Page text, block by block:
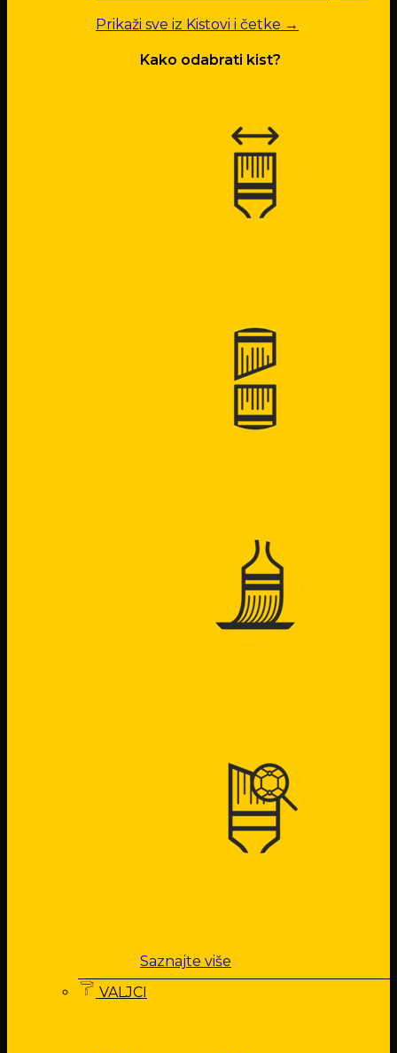
Prikaži sve iz Kistovi i četke →
Kako odabrati kist?
Saznajte više
VALJCI